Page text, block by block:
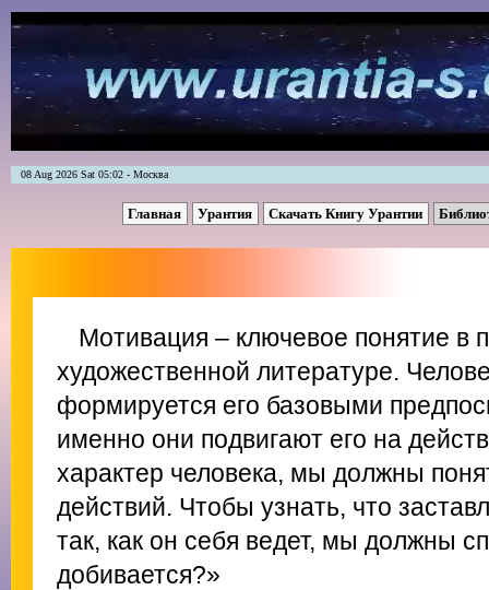
08 Aug 2026 Sat 05:02 - Москва
Главная Урантия Скачать Книгу Урантии
Мотивация – ключевое понятие в
художественной литературе.
формируется его базовыми
именно они подвигают его на
характер человека, мы должны
действий. Чтобы узнать, что
так, как он себя ведет, мы должны
добивается?»